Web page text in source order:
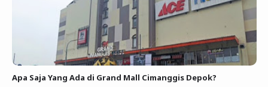
Apa Saja Yang Ada di Grand Mall Cimanggis Depok?